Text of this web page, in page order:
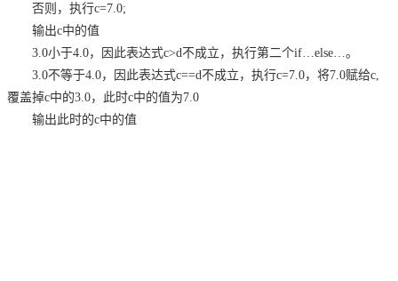
否则，执行c=7.0;
输出c中的值
3.0小于4.0，因此表达式c>d不成立，执行第二个if…else…。
3.0不等于4.0，因此表达式c==d不成立，执行c=7.0，将7.0赋给c,
覆盖掉c中的3.0，此时c中的值为7.0
输出此时的c中的值